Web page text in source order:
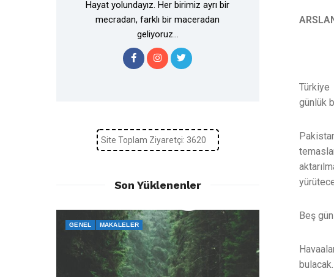
Türkiye
günlük
Beş
bulacak.
Hayat yolundayız. Her birimiz ayrı bir
mecradan, farklı bir maceradan
geliyoruz...
Site Toplam Ziyaretçi: 3620
Son Yüklenenler
GENEL MAKALELER